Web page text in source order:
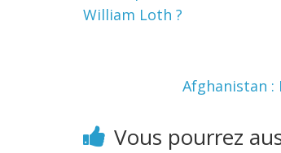
William Loth ?
Afghanistan :
Vous pourrez